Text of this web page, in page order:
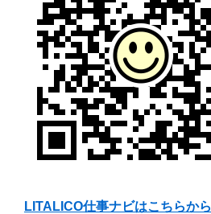
LITALICO仕事ナビはこちらから